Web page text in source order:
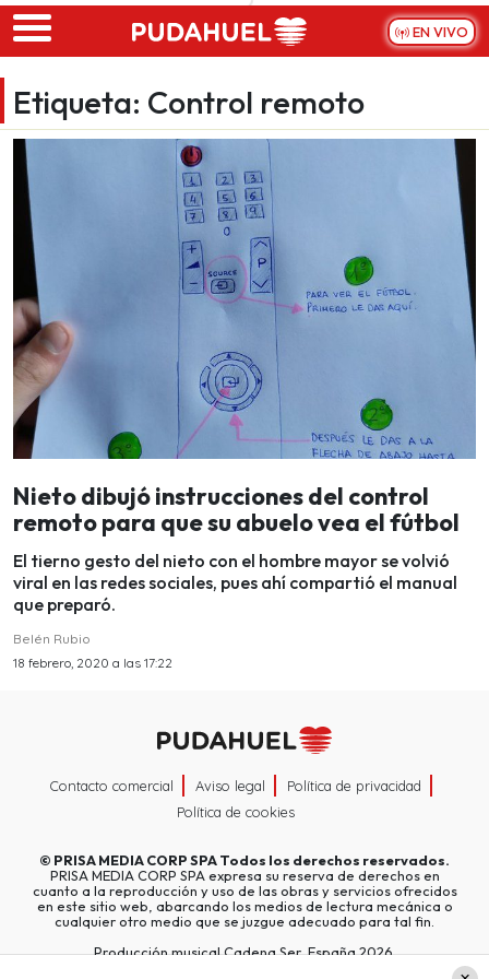
Skip to main content
EN VIVO
Etiqueta: Control remoto
Nieto dibujó instrucciones del control
remoto para que su abuelo vea el fútbol
El tierno gesto del nieto con el hombre mayor se volvió
viral en las redes sociales, pues ahí compartió el manual
que preparó.
Belén Rubio
18 febrero, 2020 a las 17:22
Contacto comercial Aviso legal
Política de privacidad
Política de cookies
© PRISA MEDIA CORP SPATodos los derechos reservados.
PRISA MEDIA CORP SPA expresa su reserva de derechos en
cuanto a la reproducción y uso de las obras y servicios ofrecidos
en este sitio web, abarcando los medios de lectura mecánica o
cualquier otro medio que se juzgue adecuado para tal fin.
Producción musical Cadena Ser, España 2026.